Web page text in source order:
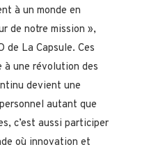
à un monde en
de notre mission »,
de La Capsule. Ces
une révolution des
devient une
autant que
c’est aussi participer
où innovation et